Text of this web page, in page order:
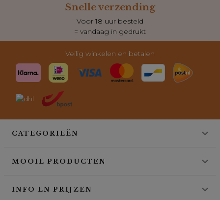
Snelle verzending
Voor 18 uur besteld
= vandaag in gedrukt
Veilig winkelen en betalen
CATEGORIEËN
MOOIE PRODUCTEN
INFO EN PRIJZEN